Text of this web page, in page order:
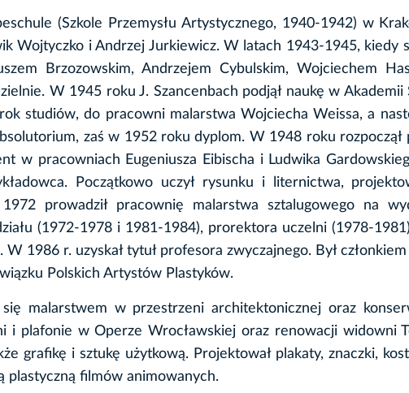
(Szkole Przemysłu Artystycznego, 1940-1942) w
Wojtyczko i Andrzej Jurkiewicz. W latach 1943-1945, kiedy
Brzozowskim, Andrzejem Cybulskim, Wojciechem
W 1945 roku J. Szancenbach podjął naukę w Akademii
studiów, do pracowni malarstwa Wojciecha Weissa, a
zaś w 1952 roku dyplom. W 1948 roku rozpoczął
w pracowniach Eugeniusza Eibischa i Ludwika
Początkowo uczył rysunku i liternictwa,
prowadził pracownię malarstwa sztalugowego na
(1972-1978 i 1981-1984), prorektora uczelni (1978-
1986 r. uzyskał tytuł profesora zwyczajnego. Był członkiem
Polskich Artystów Plastyków.
malarstwem w przestrzeni architektonicznej oraz
i plafonie w Operze Wrocławskiej oraz renowacji widowni
grafikę i sztukę użytkową. Projektował plakaty, znaczki,
plastyczną filmów animowanych.